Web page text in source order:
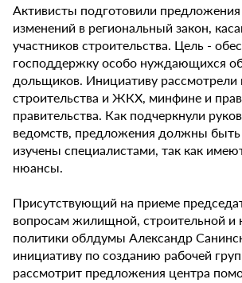
Активисты подготовили
изменений в региональный закон,
участников строительства. Цель -
господдержку особо нуждающихся
дольщиков. Инициативу рассмотрели
строительства и ЖКХ, минфине и
правительства. Как подчеркнули
ведомств, предложения должны
изучены специалистами, так как
нюансы.
Присутствующий на приеме
вопросам жилищной, строительной и
политики облдумы Александр
инициативу по созданию рабочей
рассмотрит предложения центра